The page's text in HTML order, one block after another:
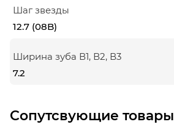
Шаг звезды
12.7 (08B)
Ширина зуба В1, В2, В3
7.2
Сопутсвующие товары